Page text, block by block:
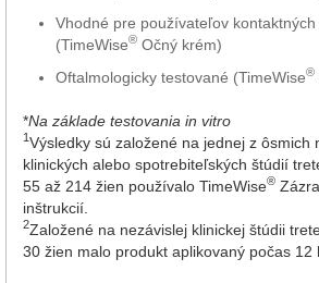
Vhodné pre používateľov kontaktných
(TimeWise® Očný krém)
Oftalmologicky testované (TimeWise®
*Na základe testovania in vitro
1 Výsledky sú založené na jednej z ôsmich
klinických alebo spotrebiteľských štúdií
55 až 214 žien používalo TimeWise®
inštrukcií.
2Založené na nezávislej klinickej štúdii
30 žien malo produkt aplikovaný počas 12